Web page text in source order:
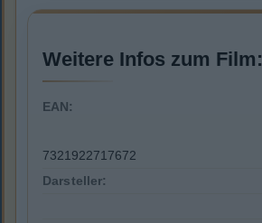
Weitere Infos zum Film:
EAN:
7321922717672
Darsteller: